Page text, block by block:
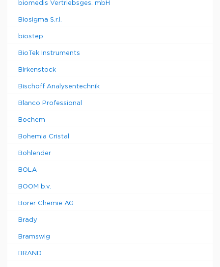
biomedis Vertriebsges. mbH
Biosigma S.r.l.
biostep
BioTek Instruments
Birkenstock
Bischoff Analysentechnik
Blanco Professional
Bochem
Bohemia Cristal
Bohlender
BOLA
BOOM b.v.
Borer Chemie AG
Brady
Bramswig
BRAND